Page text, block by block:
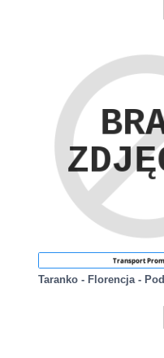
Transport
Taranko - Florencja -